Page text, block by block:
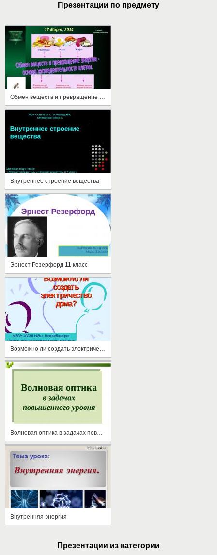
Презентации по предмету
Внутреннее строение вещества
Эрнест Резерфорд 11 класс
Внутренняя энергия
Презентации из категории